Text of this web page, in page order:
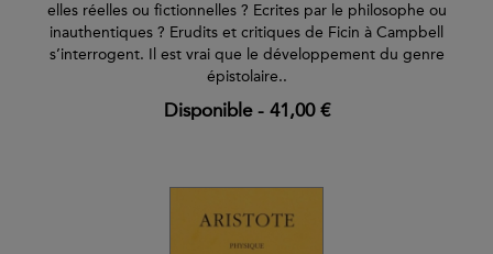
elles réelles ou fictionnelles ? Ecrites par le philosophe ou
inauthentiques ? Erudits et critiques de Ficin à Campbell
s’interrogent. Il est vrai que le développement du genre
épistolaire..
Disponible- 41,00 €